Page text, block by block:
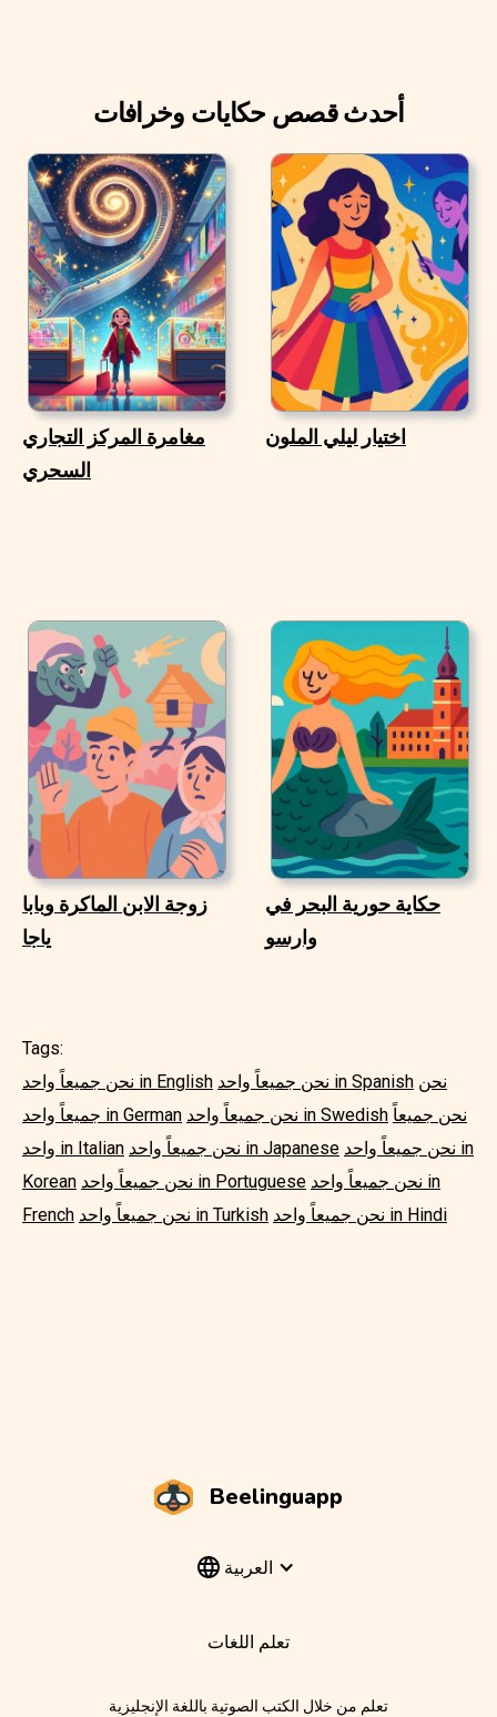
أحدث قصص حكايات وخرافات
مغامرة المركز التجاري
السحري
اختيار ليلي الملون
زوجة الابن الماكرة وبابا
ياجا
حكاية حورية البحر في
وارسو
Tags:
نحن جميعاً واحد in English
نحن جميعاً واحد in Spanish نحن
جميعاً واحد in German
نحن جميعاً واحد in Swedish نحن جميعاً
واحد in Italian
نحن جميعاً واحد in Japanese نحن جميعاً واحد in
Korean
نحن جميعاً واحد in Portuguese نحن جميعاً واحد in
French
نحن جميعاً واحد in Turkish نحن جميعاً واحد in Hindi
Beelinguapp
العربية
تعلم اللغات
تعلم من خلال الكتب الصوتية باللغة الإنجليزية